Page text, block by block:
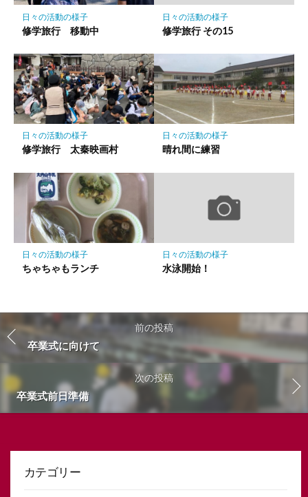
存
日々の活動の様子
修学旅行 移動中
日々の活動の様子
修学旅行 その15
日々の活動の様子
修学旅行 太秦映画村
日々の活動の様子
晴れ間に練習
日々の活動の様子
ちゃちゃもランチ
日々の活動の様子
水泳開始！
前の投稿
卒業式に向けて
次の投稿
卒業式前日準備
カテゴリー